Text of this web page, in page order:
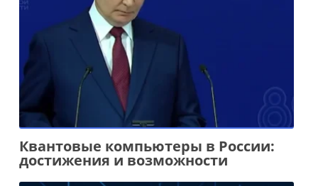
Квантовые компьютеры в России:
достижения и возможности